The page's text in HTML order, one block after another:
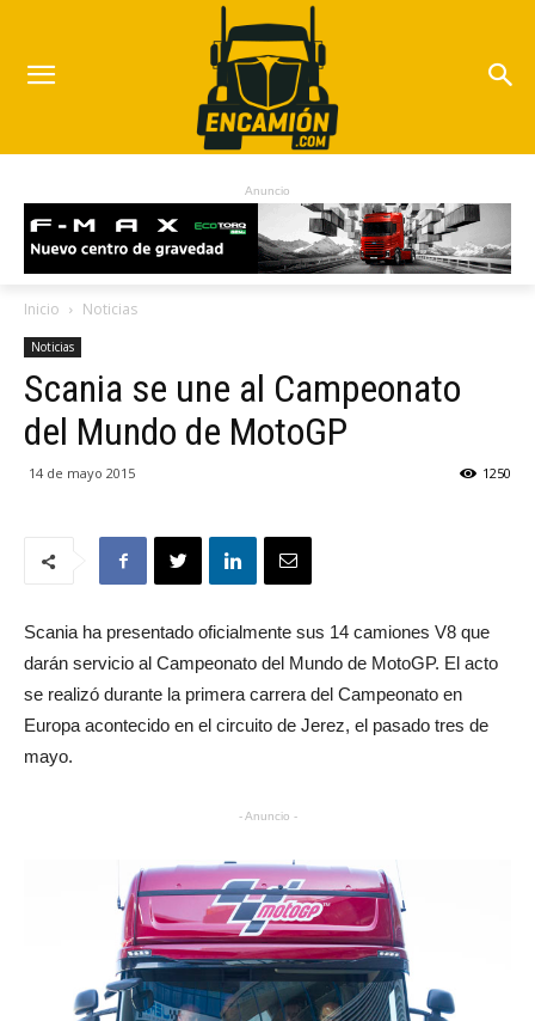
Anuncio
Inicio Noticias
Noticias
Scania se une al Campeonato
del Mundo de MotoGP
14 de mayo 2015 1250
Scania ha presentado oficialmente sus 14 camiones V8 que
darán servicio al Campeonato del Mundo de MotoGP. El acto
se realizó durante la primera carrera del Campeonato en
Europa acontecido en el circuito de Jerez, el pasado tres de
mayo.
- Anuncio -